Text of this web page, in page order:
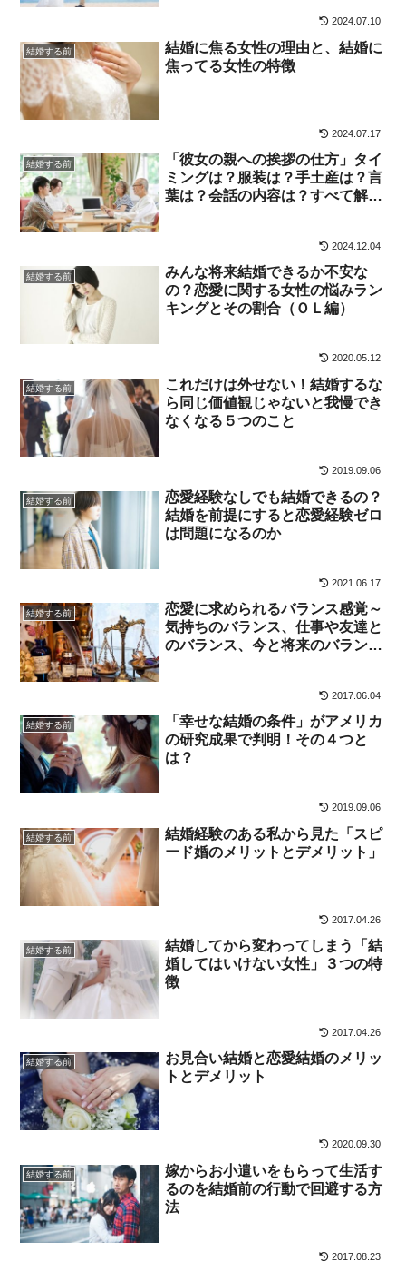
2024.07.10
結婚する前
結婚に焦る女性の理由と、結婚に
焦ってる女性の特徴
2024.07.17
結婚する前
「彼女の親への挨拶の仕方」タイ
ミングは？服装は？手土産は？言
葉は？会話の内容は？すべて解説
2024.12.04
結婚する前
みんな将来結婚できるか不安な
の？恋愛に関する女性の悩みラン
キングとその割合（ＯＬ編）
2020.05.12
結婚する前
これだけは外せない！結婚するな
ら同じ価値観じゃないと我慢でき
なくなる５つのこと
2019.09.06
結婚する前
恋愛経験なしでも結婚できるの？
結婚を前提にすると恋愛経験ゼロ
は問題になるのか
2021.06.17
結婚する前
恋愛に求められるバランス感覚～
気持ちのバランス、仕事や友達と
のバランス、今と将来のバラン
2017.06.04
結婚する前
「幸せな結婚の条件」がアメリカ
の研究成果で判明！その４つと
は？
2019.09.06
結婚する前
結婚経験のある私から見た「スピ
ード婚のメリットとデメリット」
2017.04.26
結婚する前
結婚してから変わってしまう「結
婚してはいけない女性」３つの特
徴
2017.04.26
結婚する前
お見合い結婚と恋愛結婚のメリッ
トとデメリット
2020.09.30
結婚する前
嫁からお小遣いをもらって生活す
るのを結婚前の行動で回避する方
法
2017.08.23